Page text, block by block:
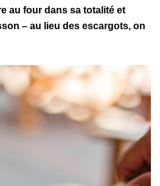
au four dans sa totalité et
– au lieu des escargots, on